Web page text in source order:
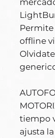
offline
tiempo
ajusta